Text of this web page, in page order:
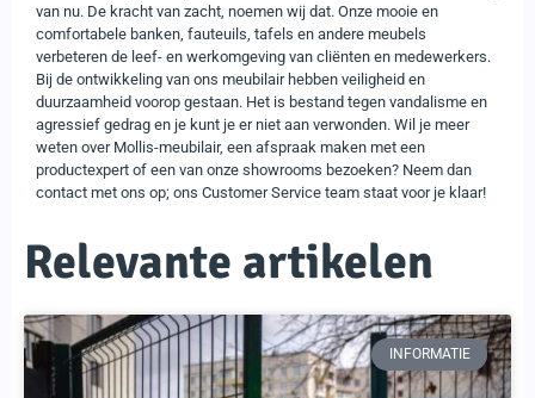
van nu. De kracht van zacht, noemen wij dat. Onze mooie en
comfortabele banken, fauteuils, tafels en andere meubels
verbeteren de leef- en werkomgeving van cliënten en medewerkers.
Bij de ontwikkeling van ons meubilair hebben veiligheid en
duurzaamheid voorop gestaan. Het is bestand tegen vandalisme en
agressief gedrag en je kunt je er niet aan verwonden. Wil je meer
weten over Mollis-meubilair, een afspraak maken met een
productexpert of een van onze showrooms bezoeken? Neem dan
contact met ons op; ons Customer Service team staat voor je klaar!
Relevante artikelen
INFORMATIE